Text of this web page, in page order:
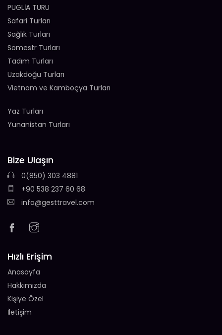
PUGLİA TURU
Safari Turları
Sağlık Turları
Sömestr Turları
Tadım Turları
Uzakdoğu Turları
Vietnam ve Kamboçya Turları
Yaz Turları
Yunanistan Turları
Bize Ulaşın
0(850) 303 4881
+90 538 237 60 68
info@gesttravel.com
Hızlı Erişim
Anasayfa
Hakkımızda
Kişiye Özel
İletişim